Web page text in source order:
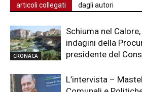
articoli collegati dagli autori
CRONACA
Schiuma nel
indagini della
presidente del
L’intervista –